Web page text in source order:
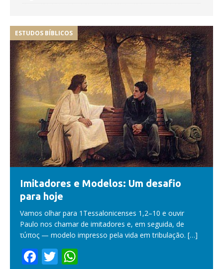
ESTUDOS BÍBLICOS
Imitadores e Modelos: Um desafio
para hoje
Vamos olhar para 1Tessalonicenses 1,2–10 e ouvir
Paulo nos chamar de imitadores e, em seguida, de
τύπος — modelo impresso pela vida em tribulação. […]
F T